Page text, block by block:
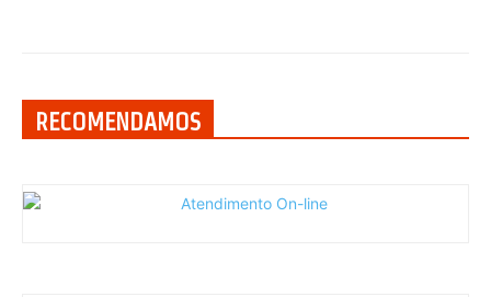
RECOMENDAMOS